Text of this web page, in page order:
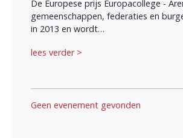
De Europese prijs Europacollege -
gemeenschappen, federaties en
in 2013 en wordt…
lees verder >
Geen evenement gevonden